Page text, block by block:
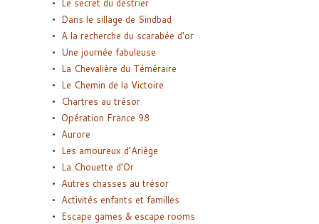
Le secret du destrier
Dans le sillage de Sindbad
A la recherche du scarabée d’or
Une journée fabuleuse
La Chevalière du Téméraire
Le Chemin de la Victoire
Chartres au trésor
Opération France 98
Aurore
Les amoureux d’Ariège
La Chouette d’Or
Autres chasses au trésor
Activités enfants et familles
Escape games & escape rooms